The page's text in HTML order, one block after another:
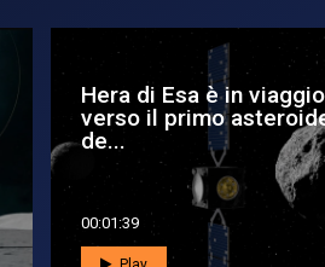
Il primo mosaico
cosmico di Euclid
00:02:44